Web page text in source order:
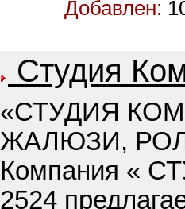
Добавлен:
Студия
«СТУДИЯ
ЖАЛЮЗИ,
Компания «
2524